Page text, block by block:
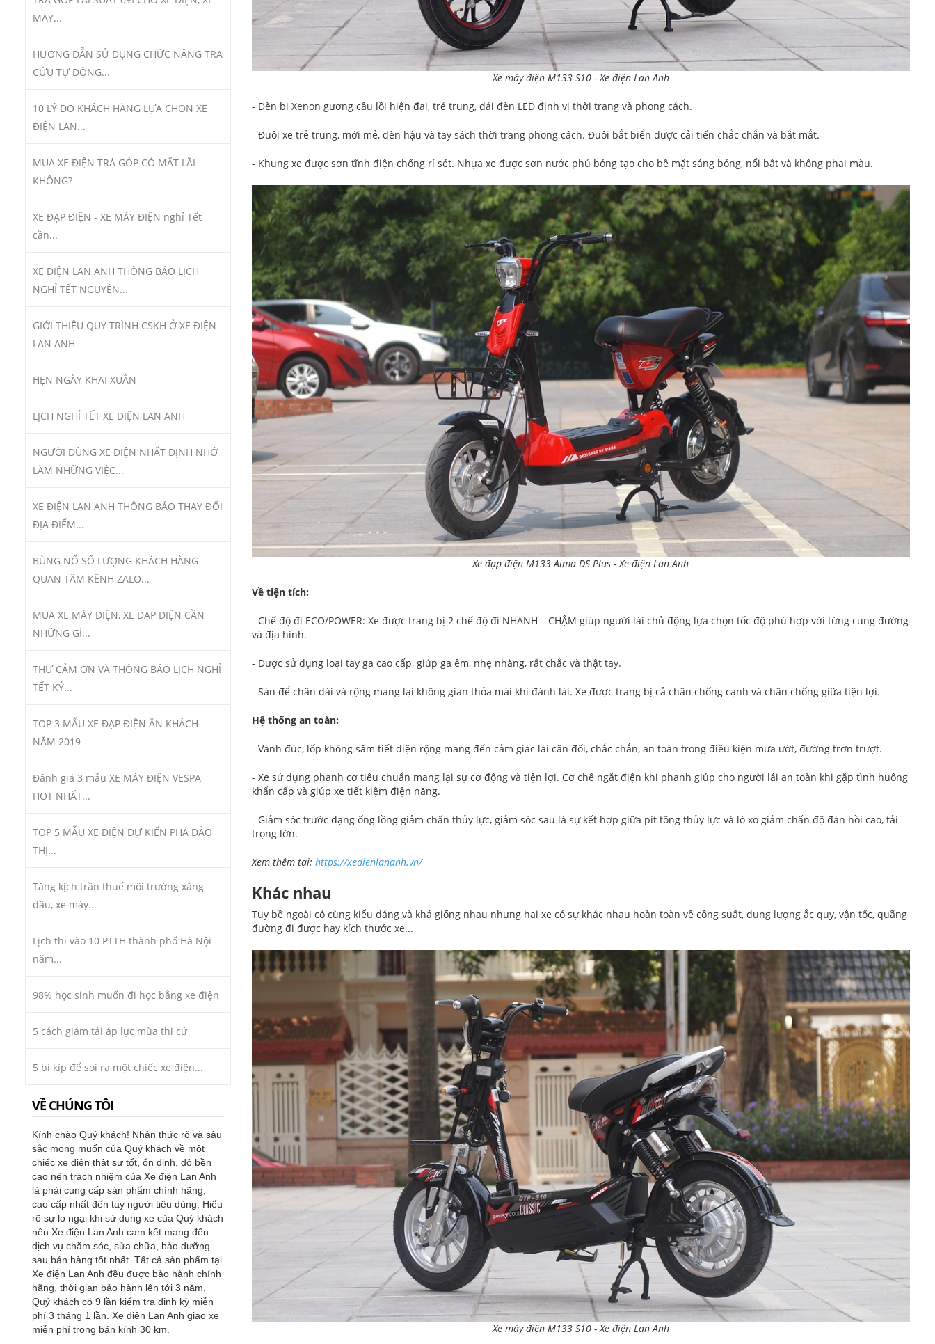
MÁY...
HƯỚNG DẪN SỬ DỤNG CHỨC NĂNG TRA
CỨU TỰ ĐỘNG...
10 LÝ DO KHÁCH HÀNG LỰA CHỌN XE
ĐIỆN LAN...
MUA XE ĐIỆN TRẢ GÓP CÓ MẤT LÃI
KHÔNG?
XE ĐẠP ĐIỆN - XE MÁY ĐIỆN nghỉ Tết
cần...
XE ĐIỆN LAN ANH THÔNG BÁO LỊCH
NGHỈ TẾT NGUYÊN...
GIỚI THIỆU QUY TRÌNH CSKH Ở XE ĐIỆN
LAN ANH
HẸN NGÀY KHAI XUÂN
LỊCH NGHỈ TẾT XE ĐIỆN LAN ANH
NGƯỜI DÙNG XE ĐIỆN NHẤT ĐỊNH NHỚ
LÀM NHỮNG VIỆC...
XE ĐIỆN LAN ANH THÔNG BÁO THAY ĐỔI
ĐỊA ĐIỂM...
BÙNG NỔ SỐ LƯỢNG KHÁCH HÀNG
QUAN TÂM KÊNH ZALO...
MUA XE MÁY ĐIỆN, XE ĐẠP ĐIỆN CẦN
NHỮNG GÌ...
THƯ CẢM ƠN VÀ THÔNG BÁO LỊCH NGHỈ
TẾT KỶ...
TOP 3 MẪU XE ĐẠP ĐIỆN ĂN KHÁCH
NĂM 2019
Đánh giá 3 mẫu XE MÁY ĐIỆN VESPA
HOT NHẤT...
TOP 5 MẪU XE ĐIỆN DỰ KIẾN PHÁ ĐẢO
THỊ...
Tăng kịch trần thuế môi trường xăng
dầu, xe máy...
Lịch thi vào 10 PTTH thành phố Hà Nội
năm...
98% học sinh muốn đi học bằng xe điện
5 cách giảm tải áp lực mùa thi cử
5 bí kíp để soi ra một chiếc xe điện...
VỀ CHÚNG TÔI
Kính chào Quý khách! Nhận thức rõ và sâu
sắc mong muốn của Quý khách về một
chiếc xe điện thật sự tốt, ổn định, độ bền
cao nên trách nhiệm của Xe điện Lan Anh
là phải cung cấp sản phẩm chính hãng,
cao cấp nhất đến tay người tiêu dùng. Hiểu
rõ sự lo ngại khi sử dụng xe của Quý khách
nên Xe điện Lan Anh cam kết mang đến
dịch vụ chăm sóc, sửa chữa, bảo dưỡng
sau bán hàng tốt nhất. Tất cả sản phẩm tại
Xe điện Lan Anh đều được bảo hành chính
hãng, thời gian bảo hành lên tới 3 năm,
Quý khách có 9 lần kiểm tra định kỳ miễn
phí 3 tháng 1 lần. Xe điện Lan Anh giao xe
miễn phí trong bán kính 30 km.
Xe máy điện M133 S10-Xe điện Lan Anh
- Đèn bi Xenon gương cầu lồi hiện đại, trẻ trung, dải đèn LED định vị thời trang và phong cách.
- Đuôi xe trẻ trung, mới mẻ, đèn hậu và tay sách thời trang phong cách. Đuôi bắt biển được cải tiến chắc chắn và bắt mắt.
- Khung xe được sơn tĩnh điện chống rỉ sét. Nhựa xe được sơn nước phủ bóng tạo cho bề mặt sáng bóng, nổi bật và không phai màu.
Xe đạp điện M133 Aima DS Plus -Xe điện Lan Anh
Về tiện tích:
- Chế độ đi ECO/POWER: Xe được trang bị 2 chế độ đi NHANH – CHẬM giúp người lái chủ động lựa chọn tốc độ phù hợp vời từng cung đường
và địa hình.
- Được sử dụng loại tay ga cao cấp, giúp ga êm, nhẹ nhàng, rất chắc và thật tay.
- Sàn để chân dài và rộng mang lại không gian thỏa mái khi đánh lái. Xe được trang bị cả chân chống cạnh và chân chống giữa tiện lợi.
Hệ thống an toàn:
- Vành đúc, lốp không săm tiết diện rộng mang đến cảm giác lái cân đối, chắc chắn, an toàn trong điều kiện mưa ướt, đường trơn trượt.
- Xe sử dụng phanh cơ tiêu chuẩn mang lại sự cơ động và tiện lợi. Cơ chế ngắt điện khi phanh giúp cho người lái an toàn khi gặp tình huống
khẩn cấp và giúp xe tiết kiệm điện năng.
- Giảm sóc trước dạng ống lồng giảm chấn thủy lực, giảm sóc sau là sự kết hợp giữa pít tông thủy lực và lò xo giảm chấn độ đàn hồi cao, tải
trọng lớn.
Xem thêm tại: https://xedienlananh.vn/
Khác nhau
Tuy bề ngoài có cùng kiểu dáng và khá giống nhau nhưng hai xe có sự khác nhau hoàn toàn về công suất, dung lượng ắc quy, vận tốc, quãng
đường đi được hay kích thước xe...
Xe máy điện M133 S10- Xe điện Lan Anh